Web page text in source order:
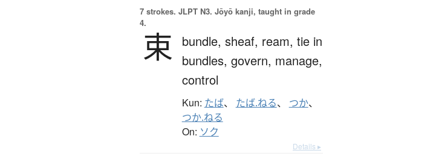
7 strokes. JLPT N3. Jōyō kanji, taught in grade
4.
束 bundle, sheaf, ream, tie in
bundles, govern, manage,
control
Kun: たば、 たば.ねる、 つか、
つか.ねる
On: ソク
Details ▸